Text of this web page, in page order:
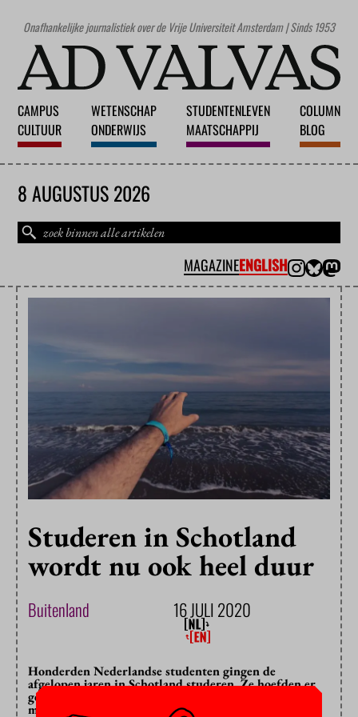
Onafhankelijke journalistiek over de Vrije Universiteit Amsterdam | Sinds 1953
CAMPUS
CULTUUR
WETENSCHAP
ONDERWIJS
STUDENTENLEVEN
MAATSCHAPPIJ
COLUMN
BLOG
8 AUGUSTUS 2026
MAGAZINEENGLISH
Studeren in Schotland
wordt nu ook heel duur
Buitenland 16 JULI 2020
Honderden Nederlandse studenten gingen de
afgelopen jaren in Schotland studeren. Ze hoefden er
geen collegegeld te betalen, maar door de Brexit
moeten ze voortaan diep in de buidel tasten.